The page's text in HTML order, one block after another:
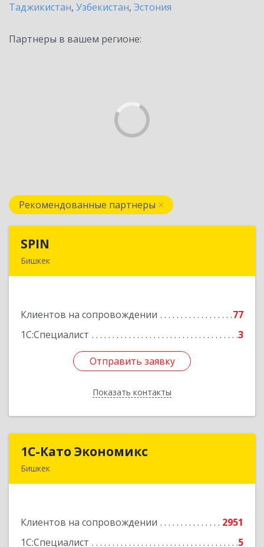
Таджикистан, Узбекистан, Эстония
Партнеры в вашем регионе:
Рекомендованные партнеры
SPIN
Бишкек
Клиентов на сопровождении
77
1С:Специалист
3
Отправить заявку
Показать контакты
Подробнее
Отправить заявку
Назад
1С-Като Экономикс
Бишкек
Клиентов на сопровождении
2951
1С:Специалист
5
1С-Като Экономикс
Подробнее